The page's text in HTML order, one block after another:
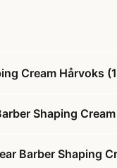
Cream Hårvoks
Shaping
Barber Shaping